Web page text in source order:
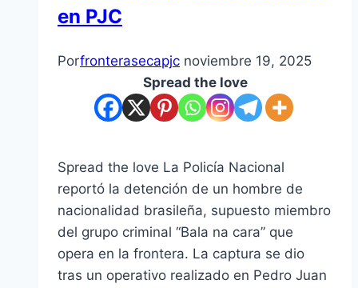
en PJC
Porfronterasecapjc noviembre 19, 2025
Spread the love
Spread the love La Policía Nacional
reportó la detención de un hombre de
nacionalidad brasileña, supuesto miembro
del grupo criminal “Bala na cara” que
opera en la frontera. La captura se dio
tras un operativo realizado en Pedro Juan